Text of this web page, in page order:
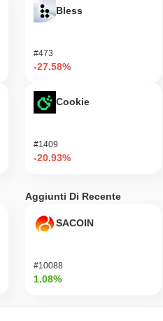
Bless
#473
-27.58%
Cookie
#1409
-20.93%
Aggiunti Di Recente
SACOIN
#10088
1.08%